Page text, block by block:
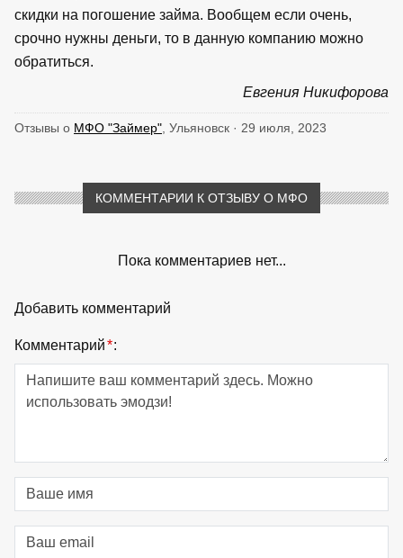
скидки на погошение займа. Вообщем если очень,
срочно нужны деньги, то в данную компанию можно
обратиться.
Евгения Никифорова
Отзывы о МФО "Займер" , Ульяновск · 29 июля, 2023
КОММЕНТАРИИ К ОТЗЫВУ О МФО
Пока комментариев нет...
Добавить комментарий
Комментарий*: